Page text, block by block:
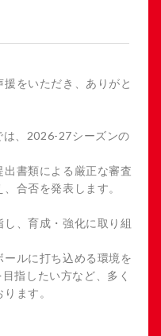
をいただき、ありがと
は、2026-27シーズンの
書類による厳正な審査
合否を発表します。
、育成・強化に取り組
ルに打ち込める環境を
指したい方など、多く
ます。